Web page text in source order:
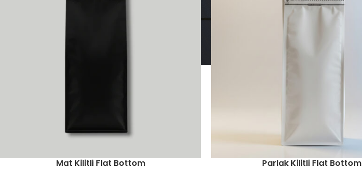
Mat Kilitli Flat Bottom
Parlak Kilitli Flat Bottom